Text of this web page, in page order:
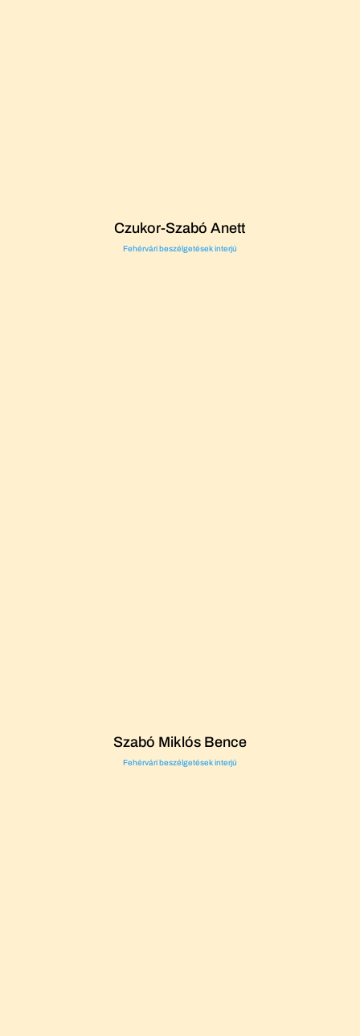
Czukor-Szabó Anett
Fehérvári beszélgetések interjú
Szabó Miklós Bence
Fehérvári beszélgetések interjú